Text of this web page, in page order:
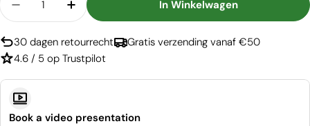
Aantal Verlagen Voor R530 Veiligheidsglas
Aantal Verhogen Voor R530
In Winkelwagen
30 dagen retourrecht
Gratis verzending vanaf €50
4.6 / 5 op Trustpilot
Book a video presentation